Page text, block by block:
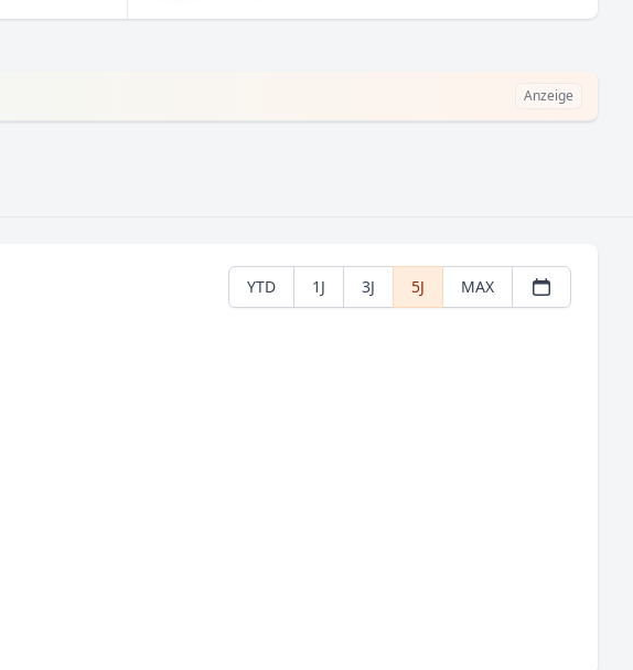
Anzeige
YTD 1J 3J 5J MAX